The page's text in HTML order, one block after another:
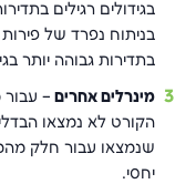
בניתוח נפרד של
בתדירות גבוהה יותר
מינרלים אחרים – עבור
הקורט לא נמצאו
שנמצאו עבור חלק
יחסי.